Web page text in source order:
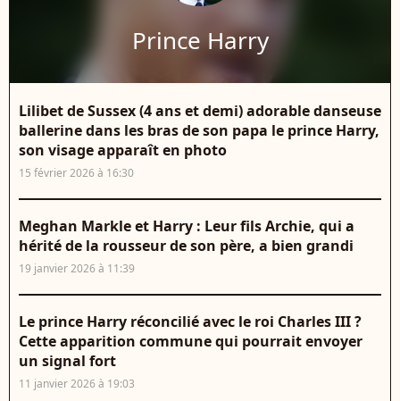
Prince Harry
Lilibet de Sussex (4 ans et demi) adorable danseuse
ballerine dans les bras de son papa le prince Harry,
son visage apparaît en photo
15 février 2026 à 16:30
Meghan Markle et Harry : Leur fils Archie, qui a
hérité de la rousseur de son père, a bien grandi
19 janvier 2026 à 11:39
Le prince Harry réconcilié avec le roi Charles III ?
Cette apparition commune qui pourrait envoyer
un signal fort
11 janvier 2026 à 19:03